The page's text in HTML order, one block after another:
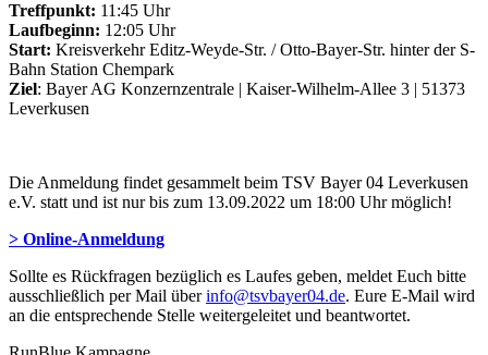
Treffpunkt: 11:45 Uhr
Laufbeginn: 12:05 Uhr
Start: Kreisverkehr Editz-Weyde-Str. / Otto-Bayer-Str. hinter der S-
Bahn Station Chempark
Ziel: Bayer AG Konzernzentrale | Kaiser-Wilhelm-Allee 3 | 51373
Leverkusen
Die Anmeldung findet gesammelt beim TSV Bayer 04 Leverkusen
e.V. statt und ist nur bis zum 13.09.2022 um 18:00 Uhr möglich!
> Online-Anmeldung
Sollte es Rückfragen bezüglich es Laufes geben, meldet Euch bitte
ausschließlich per Mail überinfo@tsvbayer04.de. Eure E-Mail wird
an die entsprechende Stelle weitergeleitet und beantwortet.